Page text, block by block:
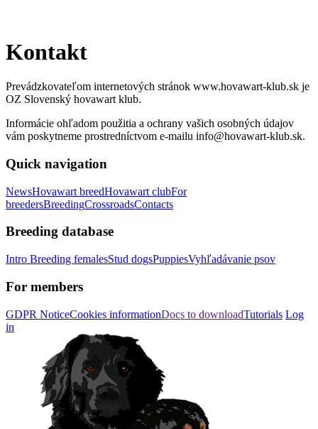
Kontakt
Prevádzkovateľom internetových stránok www.hovawart-klub.sk je
OZ Slovenský hovawart klub.
Informácie ohľadom použitia a ochrany vašich osobných údajov
vám poskytneme prostredníctvom e-mailu info@hovawart-klub.sk.
Quick navigation
NewsHovawart breedHovawart clubFor
breedersBreedingCrossroadsContacts
Breeding database
Intro Breeding femalesStud dogsPuppiesVyhľadávanie psov
For members
GDPR NoticeCookies informationDocs to downloadTutorials Log
in